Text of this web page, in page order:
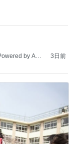
by Ame
3日前